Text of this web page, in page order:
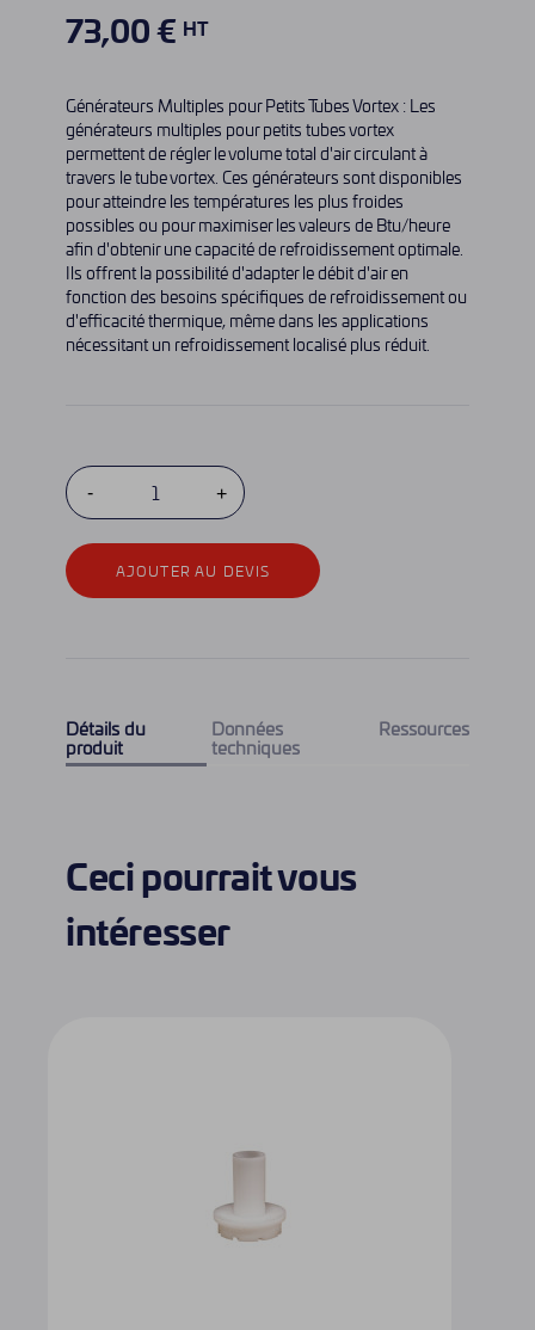
73,00 € HT
Générateurs Multiples pour Petits Tubes Vortex : Les
générateurs multiples pour petits tubes vortex
permettent de régler le volume total d'air circulant à
travers le tube vortex. Ces générateurs sont disponibles
pour atteindre les températures les plus froides
possibles ou pour maximiser les valeurs de Btu/heure
afin d'obtenir une capacité de refroidissement optimale.
Ils offrent la possibilité d'adapter le débit d'air en
fonction des besoins spécifiques de refroidissement ou
d'efficacité thermique, même dans les applications
nécessitant un refroidissement localisé plus réduit.
AJOUTER AU DEVIS
Détails du
produit
Données
techniques
Ressources
Ceci pourrait vous
intéresser